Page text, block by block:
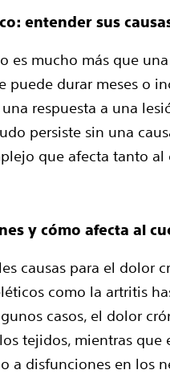
entender sus
es mucho más que
puede durar meses o
respuesta a una
persiste sin una
que afecta tanto al
y cómo afecta al
causas para el dolor
como la artritis
casos, el dolor
tejidos, mientras
a disfunciones en los